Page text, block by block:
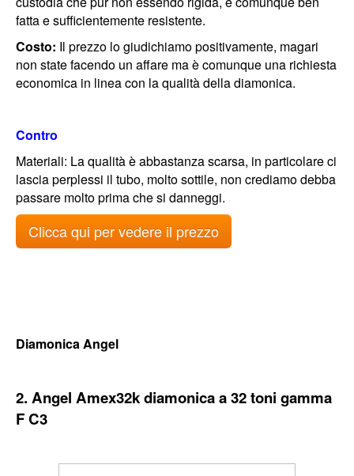
fatta e sufficientemente resistente.
Costo: Il prezzo lo giudichiamo positivamente, magari
non state facendo un affare ma è comunque una richiesta
economica in linea con la qualità della diamonica.
Contro
Materiali: La qualità è abbastanza scarsa, in particolare ci
lascia perplessi il tubo, molto sottile, non crediamo debba
passare molto prima che si danneggi.
Clicca qui per vedere il prezzo
Diamonica Angel
2. Angel Amex32k diamonica a 32 toni gamma
F C3